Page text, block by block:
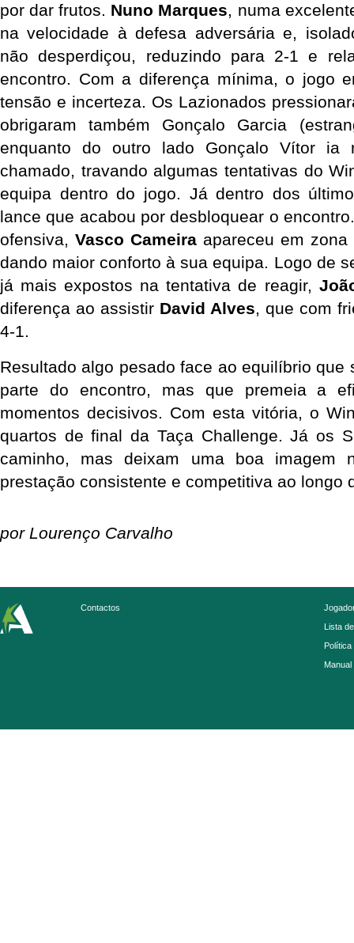
por dar frutos. Nuno Marques, numa
na velocidade à defesa adversária e,
não desperdiçou, reduzindo para 2-1 e
encontro. Com a diferença mínima, o jogo
tensão e incerteza. Os Lazionados
obrigaram também Gonçalo Garcia
enquanto do outro lado Gonçalo Vítor ia
chamado, travando algumas tentativas do
equipa dentro do jogo. Já dentro dos
lance que acabou por desbloquear o
ofensiva, Vasco Cameira apareceu em
dando maior conforto à sua equipa. Logo de
já mais expostos na tentativa de reagir,
diferença ao assistir David Alves, que com
4-1.
Resultado algo pesado face ao equilíbrio que
parte do encontro, mas que premeia a
momentos decisivos. Com esta vitória, o
quartos de final da Taça Challenge. Já os
caminho, mas deixam uma boa imagem
prestação consistente e competitiva ao longo
por Lourenço Carvalho
Contactos
Lista
Política